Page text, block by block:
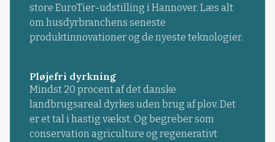
store EuroTier-udstilling i Hannover. Læs alt
om husdyrbranchens seneste
produktinnovationer og de nyeste teknologier.
Pløjefri dyrkning
Mindst 20 procent af det danske
landbrugsareal dyrkes uden brug af plov. Det
er et tal i hastig vækst. Og begreber som
conservation agriculture og regenerativt